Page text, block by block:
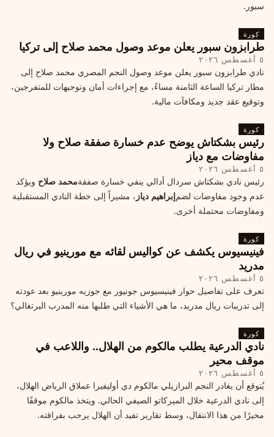
سبور.
كورة
طرابزون سبور يعلن موعد وصول محمد صلاح إلى تركيا
٥ أغسطس ٢٠٢٦
نادي طرابزون سبور يعلن موعد وصول النجم المصري محمد صلاح إلى
مطار تركيا الساعة الثامنة مساءً، مع إجراءات أمان وتوجيهات للمتفرجين،
وتوقيع عقد جديد ومكافآت مالية.
كورة
رئيس بشكتاش يوضح عدم خسارة صفقة صلاح ولا
مفاوضات مع دياز
٥ أغسطس ٢٠٢٦
رئيس نادي بشكتاش سردال أدالي ينفي خسارة صفقةمحمد صلاح ويؤكد
عدم وجود مفاوضات لضمإبراهيم دياز ، مشيراً إلى خطة النادي المستقبلية
ومفاوضات محتملة أخرى.
كورة
فينيسيوس يكشف عن كواليس لقائه مع مورينيو في ريال
مدريد
٥ أغسطس ٢٠٢٦
تعرف على تفاصيل حوار فينيسيوس جونيور مع جوزيه مورينيو بعد عودته
إلى تدريبات ريال مدريد، ما هي الأشياء التي طلبها منه المدرب البرتغالي؟
كورة
نادي الدرعية يطلب مالكوم من الهلال.. واللاعب في
موقف محير
٥ أغسطس ٢٠٢٦
يُتوقع أن يغادر النجم البرازيلي مالكوم دي أوليفيرا عملاق الرياض الهلال،
إلى نادي الدرعية خلال الميركاتو الصيفي الحالي. ويتخذ مالكوم موقفًا
محيرًا من هذا الانتقال، وسط تقارير تفيد أن الهلال يرحب بفراقته.